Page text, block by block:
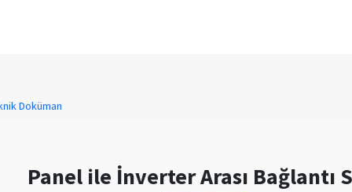
Doküman
Panel ile İnverter Arası Bağlantı